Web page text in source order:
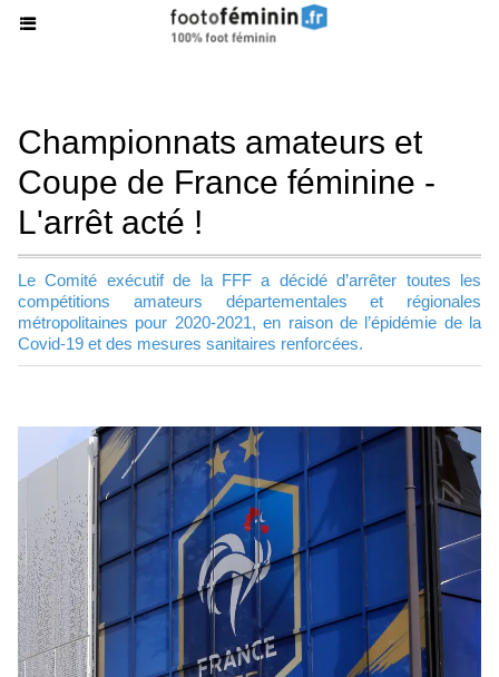
Championnats amateurs et
Coupe de France féminine -
L'arrêt acté !
Le Comité exécutif de la FFF a décidé d’arrêter toutes les
compétitions amateurs départementales et régionales
métropolitaines pour 2020-2021, en raison de l’épidémie de la
Covid-19 et des mesures sanitaires renforcées.